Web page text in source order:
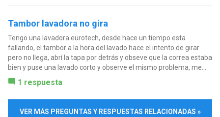
Tambor lavadora no gira
Tengo una lavadora eurotech, desde hace un tiempo esta
fallando, el tambor a la hora del lavado hace el intento de girar
pero no llega, abrí la tapa por detrás y obseve que la correa estaba
bien y puse una lavado corto y observe el mismo problema, me...
1 respuesta
VER MÁS PREGUNTAS Y RESPUESTAS RELACIONADAS »